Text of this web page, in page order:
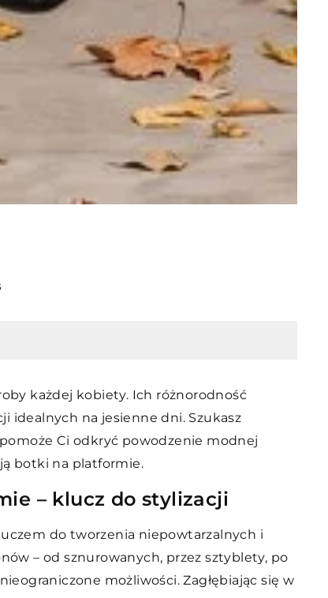
każdej kobiety. Ich różnorodność
idealnych na jesienne dni. Szukasz
Ci odkryć powodzenie modnej
botki na platformie.
– klucz do stylizacji
do tworzenia niepowtarzalnych i
– od sznurowanych, przez sztyblety, po
możliwości. Zagłębiając się w